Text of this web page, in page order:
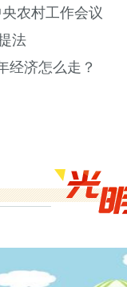
央农村工作会议
法
经济怎么走？